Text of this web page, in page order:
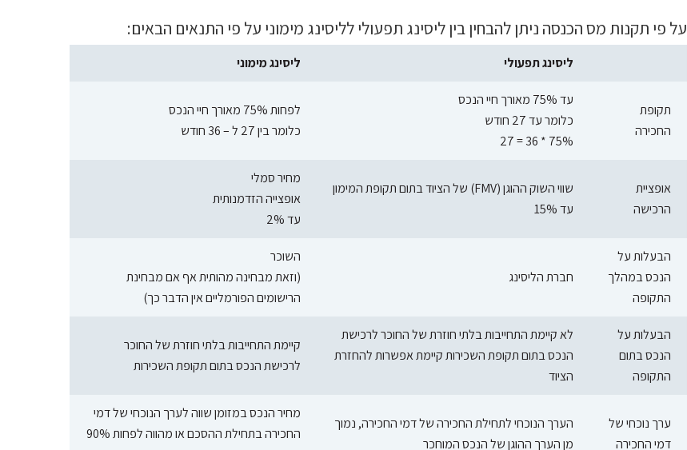
על פי תקנות מס הכנסה ניתן להבחין בין ליסינג תפעולי לליסינג מימוני על פי התנאים הבאים:
ליסינג תפעולי ליסינג מימוני
תקופת
החכירה
עד 75% מאורך חיי הנכס
כלומר עד 27 חודש
75% * 36 = 27
לפחות 75% מאורך חיי הנכס
כלומר בין 27 ל – 36 חודש
אופציית
הרכישה
שווי השוק ההוגן (FMV) של הציוד בתום תקופת המימון
עד 15%
מחיר סמלי
אופצייה הזדמנותית
עד 2%
הבעלות על
הנכס במהלך
התקופה
חברת הליסינג
השוכר
(וזאת מבחינה מהותית אף אם מבחינת
הרישומים הפורמליים אין הדבר כך)
הבעלות על
הנכס בתום
התקופה
לא קיימת התחייבות בלתי חוזרת של החוכר לרכישת
הנכס בתום תקופת השכירות קיימת אפשרות להחזרת
הציוד
קיימת התחייבות בלתי חוזרת של החוכר
לרכישת הנכס בתום תקופת השכירות
ערך נוכחי של
דמי החכירה
הערך הנוכחי לתחילת החכירה של דמי החכירה, נמוך
מן הערך ההוגן של הנכס המוחכר
מחיר הנכס במזומן שווה לערך הנוכחי של דמי
החכירה בתחילת ההסכם או מהווה לפחות 90%